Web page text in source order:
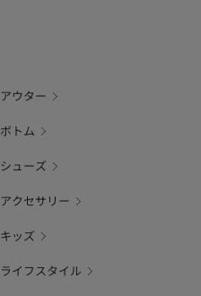
アウター
ボトム
シューズ
アクセサリー
キッズ
ライフスタイル